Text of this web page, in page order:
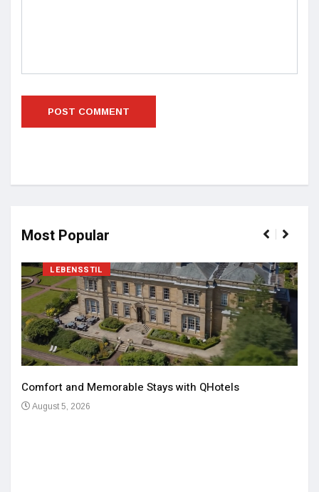
Most Popular
LEBENSSTIL
Comfort and Memorable Stays with QHotels
August 5, 2026